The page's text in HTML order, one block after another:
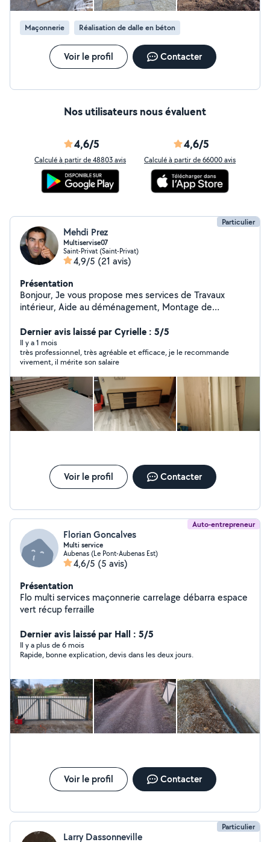
Maçonnerie Réalisation de dalle en béton
Voir le profil Contacter
Nos utilisateurs nous évaluent
4,6/5
Calculé à partir de 48803 avis
4,6/5
Calculé à partir de 66000 avis
Particulier
Mehdi Prez
Multiservise07
Saint-Privat (Saint-Privat)
4,9/5 (21 avis)
Présentation
Bonjour, Je vous propose mes services de Travaux
intérieur, Aide au déménagement, Montage de
luminère, Dépose et pose de vmc, plomberie, petite
électricité... électroménagers, ect... ect... Travaux
extérieurs... Tonte débroussaillage, taille, et toute
entretien extérieur... Ayant travaillé dans plusieurs
domaine du bâtiment et d'espace vert j'ai acquis de
nombreuses connaissances et savoir faire. J'accepte le
CESU,( Chèque emploi service) N'hésitez pas à me
contacter À bientôt Mehdi
Dernier avis laissé par Cyrielle : 5/5
Il y a 1 mois
très professionnel, très agréable et efficace, je le recommande
vivement, il mérite son salaire
Voir le profil Contacter
Auto-entrepreneur
Florian Goncalves
Multi service
Aubenas (Le Pont-Aubenas Est)
4,6/5 (5 avis)
Présentation
Flo multi services maçonnerie carrelage débarra espace
vert récup ferraille
Dernier avis laissé par Hall : 5/5
Il y a plus de 6 mois
Rapide, bonne explication, devis dans les deux jours.
Voir le profil Contacter
Particulier
Larry Dassonneville